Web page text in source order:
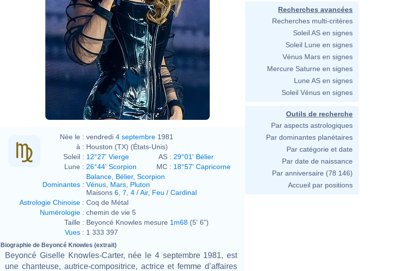
Née le : vendredi 4 septembre 1981
à : Houston (TX) (États-Unis)
Soleil : 12°27' Vierge AS : 29°01' Bélier
Lune : 26°44' Scorpion MC : 18°57' Capricorne
Dominantes :
Balance Bélier, Scorpion
Vénus Mars Pluton
Maisons 6 7 4 /Air, Feu / Cardinal
Astrologie Chinoise : Coq de Métal
Numérologie : chemin de vie 5
Taille : Beyoncé Knowles mesure 1m68 (5' 6")
Vues : 1 333 397
Biographie de Beyoncé Knowles (extrait)
Beyoncé Giselle Knowles-Carter, née le 4 septembre 1981, est
une chanteuse, autrice-compositrice, actrice et femme d’affaires
Recherches avancées
Recherches multi-critères
Soleil AS en signes
Soleil Lune en signes
Vénus Mars en signes
Mercure Saturne en signes
Lune AS en signes
Soleil Vénus en signes
Outils de recherche
Par aspects astrologiques
Par dominantes planétaires
Par catégorie et date
Par date de naissance
Par anniversaire (78 146)
Accueil par positions